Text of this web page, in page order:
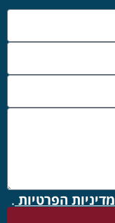
מדיניות הפרטיות .